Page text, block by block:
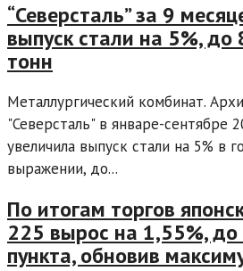
“Северсталь” за 9
выпуск стали на 5%,
тонн
Металлургический комбинат.
"Северсталь" в январе-сентябре
увеличила выпуск стали на 5% в
выражении, до...
По итогам торгов
225 вырос на 1,55%,
пункта, обновив